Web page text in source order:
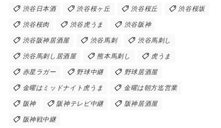
渋谷日本酒 渋谷桜ヶ丘 渋谷桜丘 渋谷桜坂
渋谷桜肉 渋谷虎うま 渋谷阪神
渋谷阪神居酒屋 渋谷馬刺 渋谷馬刺し
渋谷馬刺し居酒屋 熊本馬刺し 虎うま
赤星ラガー 野球中継 野球居酒屋
金曜はミッドナイト虎うま 金曜は朝方迄営業
阪神 阪神テレビ中継 阪神居酒屋
阪神戦中継